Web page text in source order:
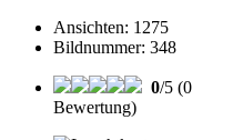
Ansichten: 1275
Bildnummer: 348
0/5 (0
Bewertung)